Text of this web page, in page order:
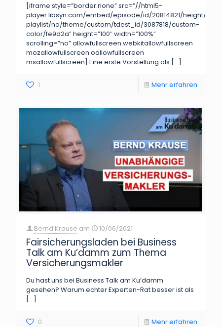
[iframe style=”border:none” src=”//html5-
player.libsyn.com/embed/episode/id/20814821/height/
playlist/no/theme/custom/tdest_id/3087818/custom-
color/fe9d2a” height=”100″ width=”100%”
scrolling=”no” allowfullscreen webkitallowfullscreen
mozallowfullscreen oallowfullscreen
msallowfullscreen] Eine erste Vorstellung als […]
1 Mehr erfahren
Bernd Krause am 10/06/2021
Fairsicherungsladen bei Business
Talk am Ku’damm zum Thema
Versicherungsmakler
Du hast uns bei Business Talk am Ku’damm
gesehen? Warum echter Experten-Rat besser ist als
[…]
0 Mehr erfahren